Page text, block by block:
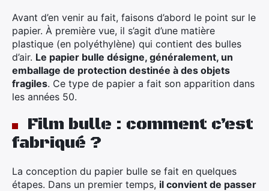
Avant d’en venir au fait, faisons d’abord le point sur le
papier. À première vue, il s’agit d’une matière
plastique (en polyéthylène) qui contient des bulles
d’air. Le papier bulle désigne, généralement, un
emballage de protection destinée à des objets
fragiles. Ce type de papier a fait son apparition dans
les années 50.
Film bulle : comment c’est
fabriqué ?
La conception du papier bulle se fait en quelques
étapes. Dans un premier temps, il convient de passer